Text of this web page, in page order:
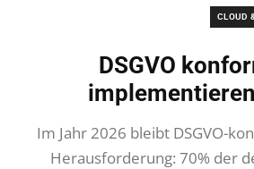
CLOUD
DSGVO
Im Jahr 2026 bleibt DSGVO-
Herausforderung: 70% der